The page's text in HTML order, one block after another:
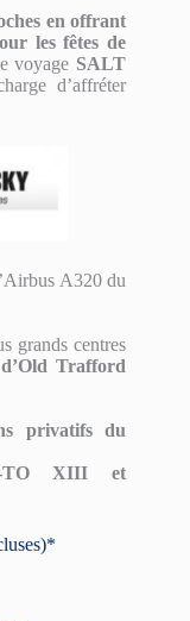
en offrant
les fêtes de
voyage SALT
d’affréter
A320 du
grands centres
Trafford
privatifs du
TO XIII et